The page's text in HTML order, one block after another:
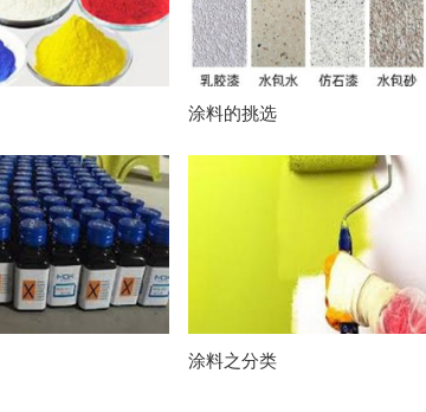
涂料的挑选
涂料之分类